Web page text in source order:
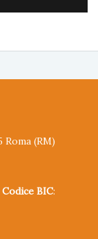
(RM)
Codice BIC: